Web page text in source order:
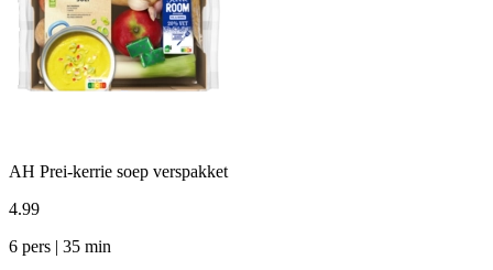
AH Prei-kerrie soep verspakket
4.99
6 pers | 35 min